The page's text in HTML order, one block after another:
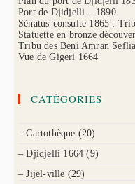
Port de Djidjelli – 1890
Sénatus-consulte 1865 :
Statuette en bronze
Tribu des Beni Amran
Vue de Gigeri 1664
CATÉGORIES
– Cartothèque (20)
– Djidjelli 1664 (9)
– Jijel-ville (29)